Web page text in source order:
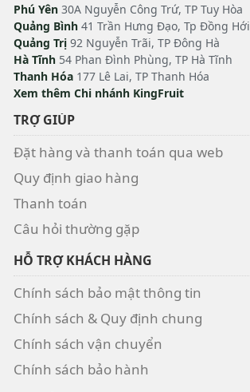
Phú Yên 30A Nguyễn Công Trứ, TP Tuy Hòa
Quảng Bình 41 Trần Hưng Đạo, Tp Đồng Hới
Quảng Trị 92 Nguyễn Trãi, TP Đông Hà
Hà Tĩnh 54 Phan Đình Phùng, TP Hà Tĩnh
Thanh Hóa 177 Lê Lai, TP Thanh Hóa
Xem thêm Chi nhánh KingFruit
TRỢ GIÚP
Đặt hàng và thanh toán qua web
Quy định giao hàng
Thanh toán
Câu hỏi thường gặp
HỖ TRỢ KHÁCH HÀNG
Chính sách bảo mật thông tin
Chính sách & Quy định chung
Chính sách vận chuyển
Chính sách bảo hành